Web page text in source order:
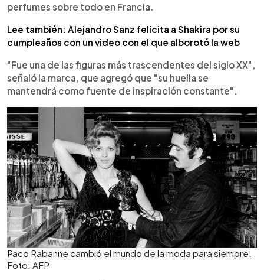
perfumes sobre todo en Francia.
Lee también: Alejandro Sanz felicita a Shakira por su
cumpleaños con un video con el que alborotó la web
"Fue una de las figuras más trascendentes del siglo XX",
señaló la marca, que agregó que "su huella se
mantendrá como fuente de inspiración constante".
Paco Rabanne cambió el mundo de la moda para siempre.
Foto: AFP